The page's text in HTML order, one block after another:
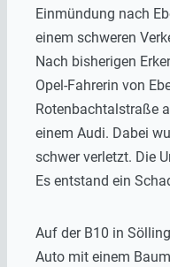
Einmündung nach
einem schweren
Nach bisherigen
Opel-Fahrerin von
Rotenbachtalstraße
einem Audi. Dabei
schwer verletzt. Die
Es entstand ein
Auf der B10 in
Auto mit einem